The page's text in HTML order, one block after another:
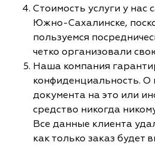
Стоимость услуги у нас
Южно-Сахалинске,
пользуемся
четко организовали
Наша компания
конфиденциальность. О
документа на это или
средство никогда
Все данные клиента
как только заказ будет